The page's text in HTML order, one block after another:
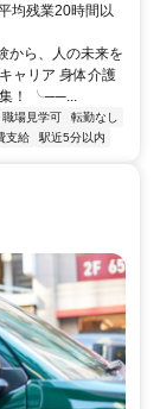
均残業20時間以
ら、人の未来を
ャリア 身体介護
集！ ╰──...
職場見学可
転勤なし
支給 駅近5分以内